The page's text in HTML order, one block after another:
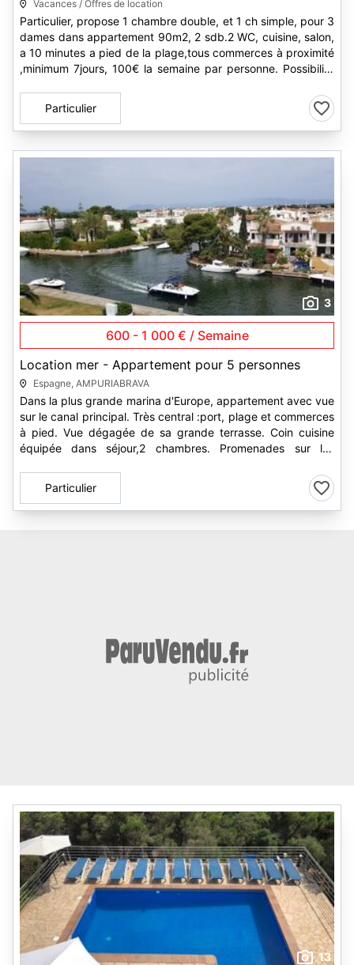
Vacances / Offres de location
Particulier, propose 1 chambre double, et 1 ch simple, pour 3
dames dans appartement 90m2, 2 sdb.2 WC, cuisine, salon,
a 10 minutes a pied de la plage,tous commerces à proximité
,minimum 7jours, 100€ la semaine par personne. Possibilité
Particulier
3
600 - 1 000 € / Semaine
Location mer - Appartement pour 5 personnes
Espagne, AMPURIABRAVA
Dans la plus grande marina d'Europe, appartement avec vue
sur le canal principal. Très central :port, plage et commerces
à pied. Vue dégagée de sa grande terrasse. Coin cuisine
équipée dans séjour,2 chambres. Promenades sur les
Particulier
13